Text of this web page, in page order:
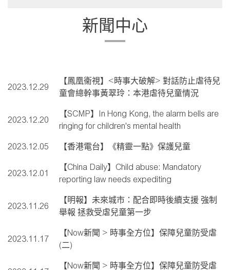
新聞中心
2023.12.29
【鳳凰衞視】<時事大破解> 對話防止虐待兒
童會總幹事黃翠玲：本港虐待兒童情況
2023.12.20
【SCMP】In Hong Kong, the alarm bells are
ringing for children's mental health
2023.12.05 【香港電台】《精靈一點》保護兒童
2023.12.01
【China Daily】Child abuse: Mandatory
reporting law needs expediting
2023.11.26
【明報】未來城市：配合即時後續支援 強制
舉報 拯救受虐兒童第一步
2023.11.17
【Now新聞 > 時事全方位】保障兒童防受虐
(二)
【Now新聞 > 時事全方位】保障兒童防受虐